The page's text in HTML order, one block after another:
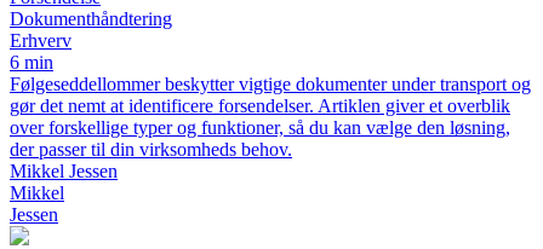
Dokumenthåndtering
Erhverv
6 min
Følgeseddellommer beskytter vigtige dokumenter under transport og
gør det nemt at identificere forsendelser. Artiklen giver et overblik
over forskellige typer og funktioner, så du kan vælge den løsning,
der passer til din virksomheds behov.
Mikkel Jessen
Mikkel
Jessen